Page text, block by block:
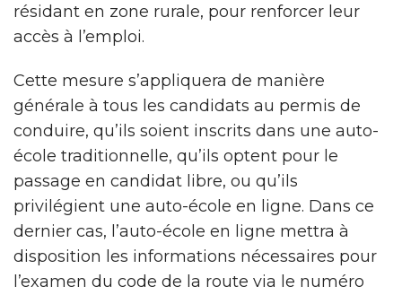
résidant en zone rurale, pour renforcer leur
accès à l’emploi.
Cette mesure s’appliquera de manière
générale à tous les candidats au permis de
conduire, qu’ils soient inscrits dans une auto-
école traditionnelle, qu’ils optent pour le
passage en candidat libre, ou qu’ils
privilégient une auto-école en ligne. Dans ce
dernier cas, l’auto-école en ligne mettra à
disposition les informations nécessaires pour
l’examen du code de la route via le numéro